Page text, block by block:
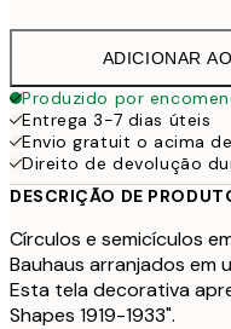
ADICIONAR
Produzido por
Entrega 3-7 dias úteis
Envio gratuit o acima
Direito de devolução
DESCRIÇÃO DE
Círculos e semicículos
Bauhaus arranjados em
Esta tela decorativa
Shapes 1919-1933".